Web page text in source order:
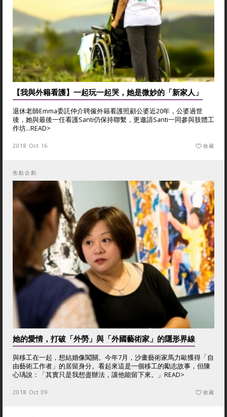
【我與外籍看護】一起玩一起哭，她是微妙的「新家人」
退休老師Emma委託仲介聘僱外籍看護照顧公婆近20年，公婆過世
後，她與最後一任看護Santi仍保持聯繫，更邀請Santi一同參與肢體工
作坊...READ>
2018 Oct 16 收藏
焦點企劃
她的愛情，打破「外勞」與「外國藝術家」的隱形界線
與移工在一起，想結婚像闖關。今年7月，沙畫藝術家馬力歐獲得「自
由藝術工作者」的居留身分。看起來這是一個移工的勵志故事，但陳
心瑀說：「其實只是我想盡辦法，讓他能留下來。」 READ>
2018 Oct 09 收藏